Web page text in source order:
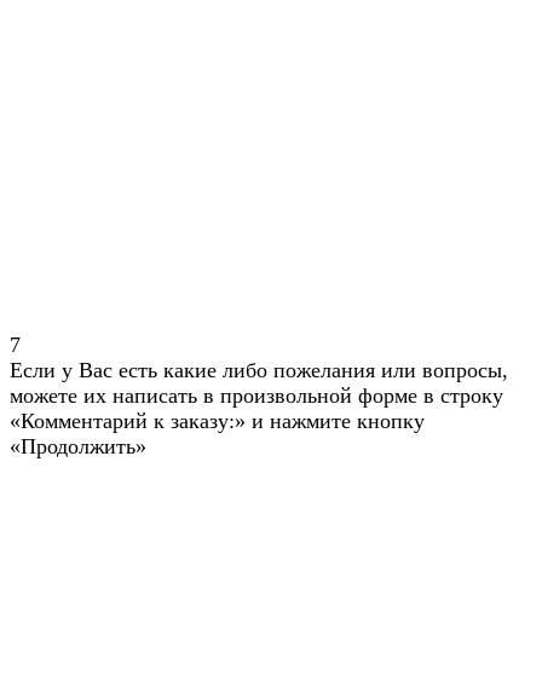
7
Если у Вас есть какие либо пожелания или вопросы,
можете их написать в произвольной форме в строку
«Комментарий к заказу:» и нажмите кнопку
«Продолжить»